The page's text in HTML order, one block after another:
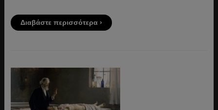
Διαβάστε περισσότερα ›